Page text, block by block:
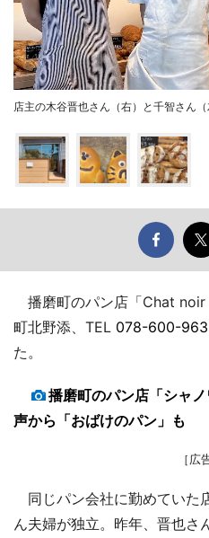
店主の木谷晋也さん（右）と千智さん
播磨町のパン店「Chat noir
町北野添、TEL 078-600-
た。
播磨町のパン店「シャ
声から「おばけのパン」も
［広
同じパン会社に勤めていた
ん夫婦が独立。昨年、晋也さ